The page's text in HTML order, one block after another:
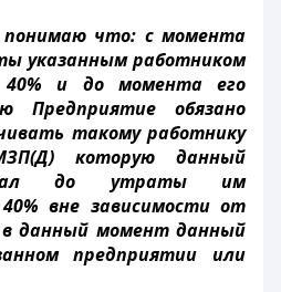
понимаю что: с момента
указанным работником
40% и до момента его
Предприятие обязано
такому работнику
которую данный
до утраты им
вне зависимости от
данный момент данный
предприятии или